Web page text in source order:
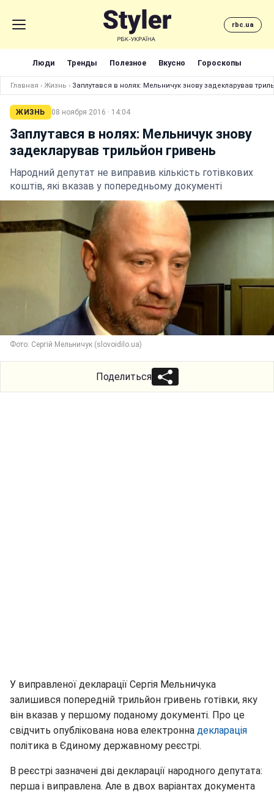
rbc.ua
Люди Тренды Полезное Вкусно Гороскопы
Главная › Жизнь › Заплутався в нолях: Мельничук знову задекларував
ЖИЗНЬ 08 ноября 2016 · 14:04
Заплутався в нолях: Мельничук знову
задекларував трильйон гривень
Народний депутат не виправив кількість готівкових
коштів, які вказав у попередньому документі
Фото: Сергій Мельничук (slovoidilo.ua)
Поделиться
У виправленої декларації Сергія Мельничука
залишився попередній трильйон гривень готівки, яку
він вказав у першому поданому документі. Про це
свідчить опублікована нова електронна декларація
політика в Єдиному державному реєстрі.
В реєстрі зазначені дві декларації народного депутата:
перша і виправлена. Але в двох варіантах документа